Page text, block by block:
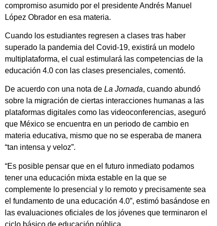
compromiso asumido por el presidente Andrés Manuel
López Obrador en esa materia.
Cuando los estudiantes regresen a clases tras haber
superado la pandemia del Covid-19, existirá un modelo
multiplataforma, el cual estimulará las competencias de la
educación 4.0 con las clases presenciales, comentó.
De acuerdo con una nota de La Jornada, cuando abundó
sobre la migración de ciertas interacciones humanas a las
plataformas digitales como las videoconferencias, aseguró
que México se encuentra en un periodo de cambio en
materia educativa, mismo que no se esperaba de manera
“tan intensa y veloz”.
“Es posible pensar que en el futuro inmediato podamos
tener una educación mixta estable en la que se
complemente lo presencial y lo remoto y precisamente sea
el fundamento de una educación 4.0”, estimó basándose en
las evaluaciones oficiales de los jóvenes que terminaron el
ciclo básico de educación pública.